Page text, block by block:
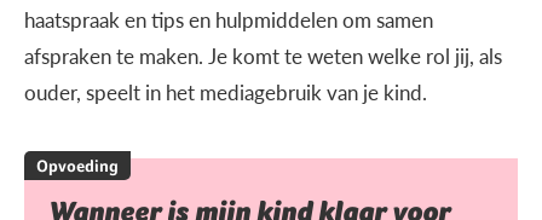
haatspraak en tips en hulpmiddelen om samen
afspraken te maken. Je komt te weten welke rol jij, als
ouder, speelt in het mediagebruik van je kind.
Opvoeding
Wanneer is mijn kind klaar voor